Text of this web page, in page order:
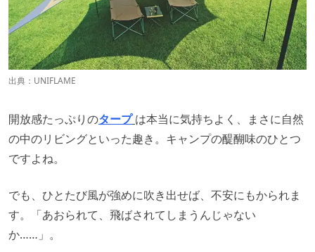
出典： UNIFLAME
開放感たっぷりのタープ は本当に気持ちよく、まさに自然
の中のリビングといった趣き。キャンプの醍醐味のひとつ
ですよね。
でも、ひとたび風が強めに吹き出せば、不安にもかられま
す。「あおられて、飛ばされてしまうんじゃない
か……」。